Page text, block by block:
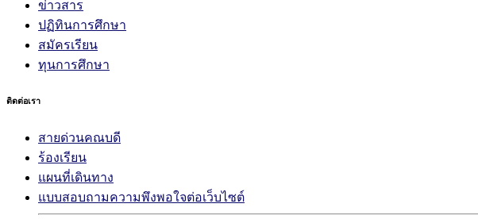
ข่าวสาร
ปฏิทินการศึกษา
สมัครเรียน
ทุนการศึกษา
ติดต่อเรา
สายด่วนคณบดี
ร้องเรียน
แผนที่เดินทาง
แบบสอบถามความพึงพอใจต่อเว็บไซต์